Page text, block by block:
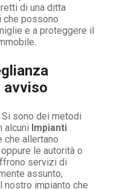
di una ditta
possono
e a proteggere il
avviso
sono dei metodi
alcuni Impianti
che allertano
le autorità o
servizi di
assunto,
nostro impianto che